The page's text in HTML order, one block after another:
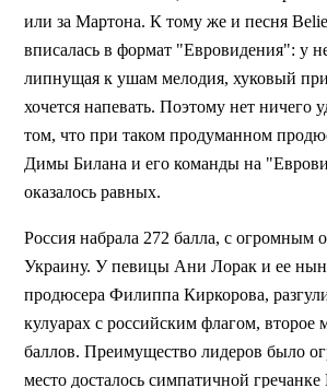
или за Мартона. К тому же и песня
вписалась в формат "Евровидения": у
липнущая к ушам мелодия, хуковый
хочется напевать. Поэтому нет ничего
том, что при таком продуманном
Димы Билана и его команды на
оказалось равных.
Россия набрала 272 балла, с огромным
Украину. У певицы Ани Лорак и ее
продюсера Филиппа Киркорова,
кулуарах с российским флагом, второе
баллов. Преимущество лидеров было
место досталось симпатичной